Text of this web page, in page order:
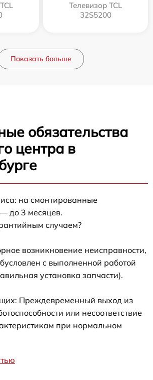
Телевизор TCL
32S5200
Показать больше
обязательства
центра в
на смонтированные
до 3 месяцев.
случаем?
возникновение неисправности,
с выполненной работой
установка запчасти).
Преждевременный выход из
или несоответствие
при нормальном